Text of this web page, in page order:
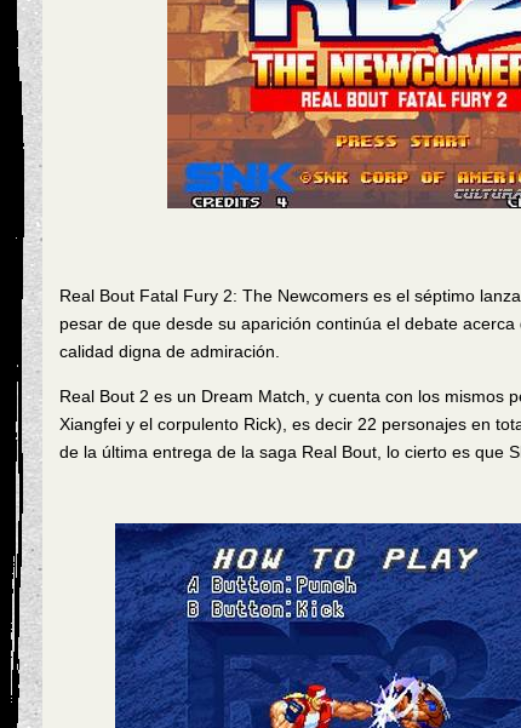
Real Bout Fatal Fury 2: The Newcomers es el séptimo
pesar de que desde su aparición continúa el debate
calidad digna de admiración.
Real Bout 2 es un Dream Match, y cuenta con los mismos
Xiangfei y el corpulento Rick), es decir 22 personajes en
de la última entrega de la saga Real Bout, lo cierto es que